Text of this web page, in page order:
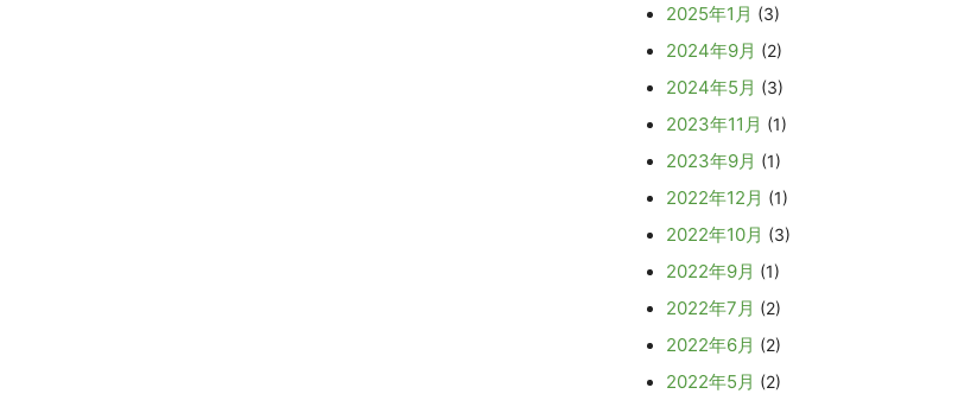
2025年1月 (3)
2024年9月 (2)
2024年5月 (3)
2023年11月 (1)
2023年9月 (1)
2022年12月 (1)
2022年10月 (3)
2022年9月 (1)
2022年7月 (2)
2022年6月 (2)
2022年5月 (2)